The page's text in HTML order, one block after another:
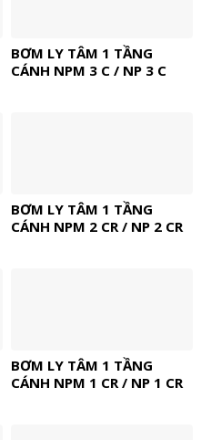
BƠM LY TÂM 1 TẦNG
CÁNH NPM 3 C / NP 3 C
BƠM LY TÂM 1 TẦNG
CÁNH NPM 2 CR / NP 2 CR
BƠM LY TÂM 1 TẦNG
CÁNH NPM 1 CR / NP 1 CR